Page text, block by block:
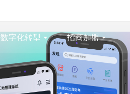
数字化转型 招商加盟